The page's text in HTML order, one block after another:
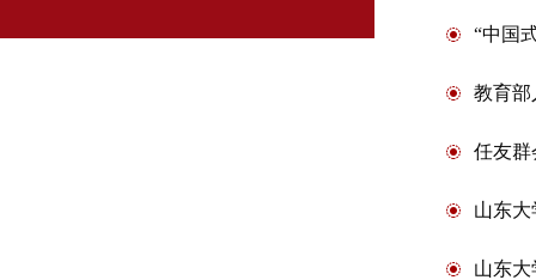
“中国
教育部
任友群
山东
山东